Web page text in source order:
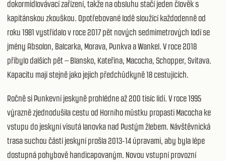
dokormidlovávací zařízení, takže na obsluhu stačí jeden člověk s
kapitánskou zkouškou. Opotřebované lodě sloužící každodenně od
roku 1981 vystřídalo v roce 2017 pět nových sedmimetrových lodí se
jmény Absolon, Balcarka, Morava, Punkva a Wankel. V roce 2018
přibylo dalších pět – Blansko, Kateřina, Macocha, Schopper, Svitava.
Kapacitu mají stejně jako jejich předchůdkyně 18 cestujících.
Ročně si Punkevní jeskyně prohlédne až 200 tisíc lidí. V roce 1995
výrazně zjednodušila cestu od Horního můstku propasti Macocha ke
vstupu do jeskyní visutá lanovka nad Pustým žlebem. Návštěvnická
trasa suchou částí jeskyní prošla 2013-14 úpravami, aby byla lépe
dostupná pohybově handicapovaným. Novou vstupní provozní